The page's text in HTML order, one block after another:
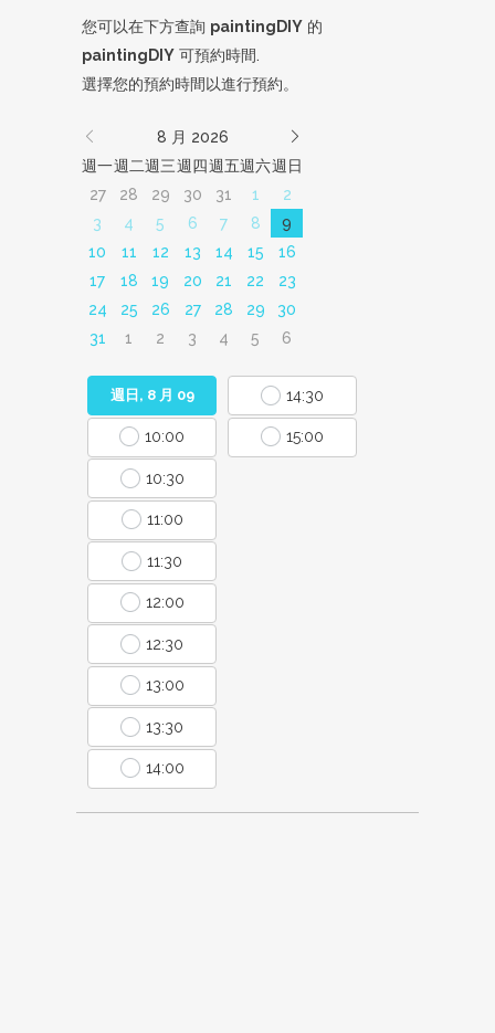
您可以在下方查詢 paintingDIY 的
paintingDIY 可預約時間.
選擇您的預約時間以進行預約。
8 月 2026
週一週二週三週四週五週六週日
27
28 29 30 31 1
2
3
4 5 6 7 8
9
10
11 12 13 14 15
16
17
18 19 20 21 22
23
24
25 26 27 28 29
30
31
1 2 3 4 5 6
週日, 8 月 09
10:00
10:30
11:00
11:30
12:00
12:30
13:00
13:30
14:00
14:30
15:00